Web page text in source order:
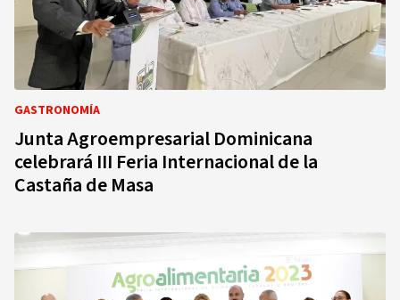
GASTRONOMÍA
Junta Agroempresarial Dominicana
celebrará III Feria Internacional de la
Castaña de Masa